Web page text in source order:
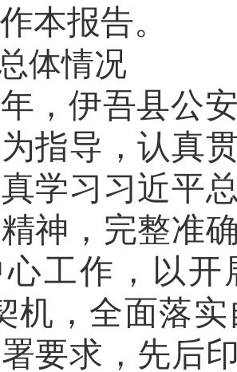
本报告。
体情况
年，伊吾县公
指导，认真
学习习近平
神，完整准
心工作，以开
机，全面落
要求，先后